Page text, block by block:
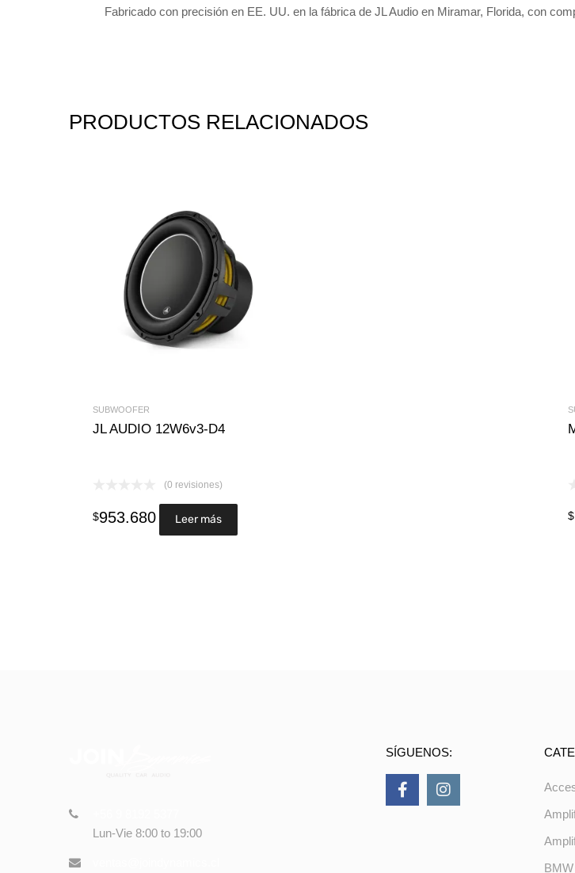
Fabricado con precisión en EE. UU. en la fábrica de JL Audio en Miramar, Florida, con
PRODUCTOS RELACIONADOS
SUBWOOFER
JL AUDIO 12W6v3-D4
(0 revisiones)
$953.680 Leer más $
Lun-Vie 8:00 to 19:00
SÍGUENOS: